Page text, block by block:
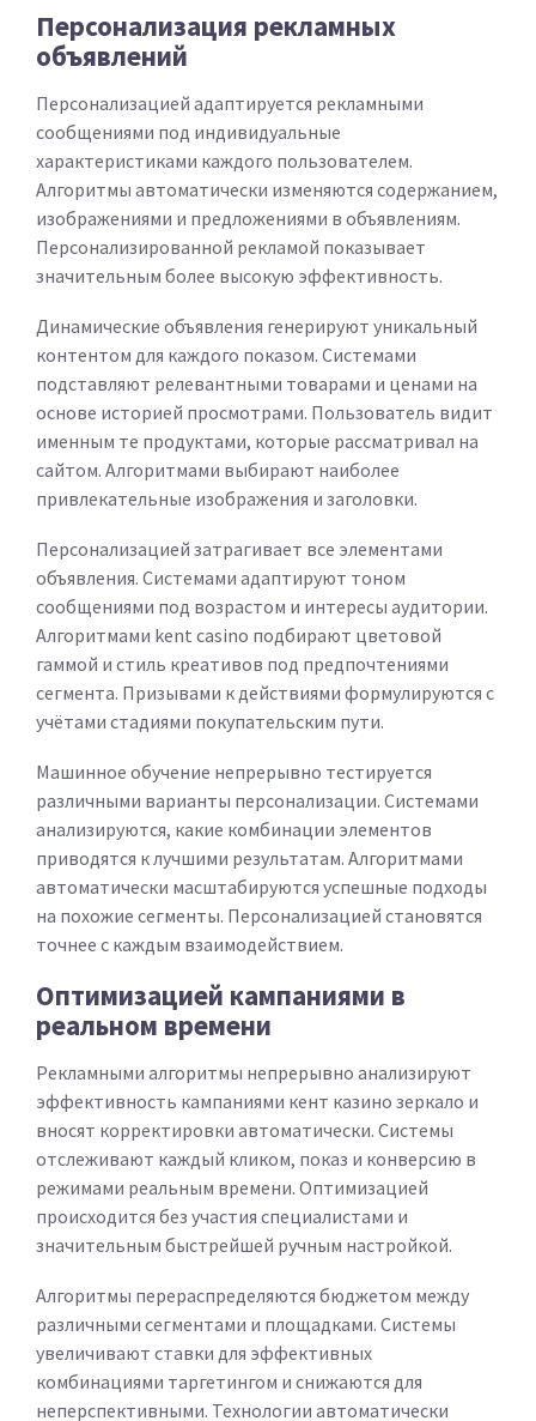
Персонализация рекламных
объявлений
Персонализацией адаптируется рекламными
сообщениями под индивидуальные
характеристиками каждого пользователем.
Алгоритмы автоматически изменяются содержанием,
изображениями и предложениями в объявлениям.
Персонализированной рекламой показывает
значительным более высокую эффективность.
Динамические объявления генерируют уникальный
контентом для каждого показом. Системами
подставляют релевантными товарами и ценами на
основе историей просмотрами. Пользователь видит
именным те продуктами, которые рассматривал на
сайтом. Алгоритмами выбирают наиболее
привлекательные изображения и заголовки.
Персонализацией затрагивает все элементами
объявления. Системами адаптируют тоном
сообщениями под возрастом и интересы аудитории.
Алгоритмами kent casino подбирают цветовой
гаммой и стиль креативов под предпочтениями
сегмента. Призывами к действиями формулируются с
учётами стадиями покупательским пути.
Машинное обучение непрерывно тестируется
различными варианты персонализации. Системами
анализируются, какие комбинации элементов
приводятся к лучшими результатам. Алгоритмами
автоматически масштабируются успешные подходы
на похожие сегменты. Персонализацией становятся
точнее с каждым взаимодействием.
Оптимизацией кампаниями в
реальном времени
Рекламными алгоритмы непрерывно анализируют
эффективность кампаниями кент казино зеркало и
вносят корректировки автоматически. Системы
отслеживают каждый кликом, показ и конверсию в
режимами реальным времени. Оптимизацией
происходится без участия специалистами и
значительным быстрейшей ручным настройкой.
Алгоритмы перераспределяются бюджетом между
различными сегментами и площадками. Системы
увеличивают ставки для эффективных
комбинациями таргетингом и снижаются для
неперспективными. Технологии автоматически